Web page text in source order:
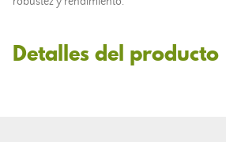
Detalles del producto